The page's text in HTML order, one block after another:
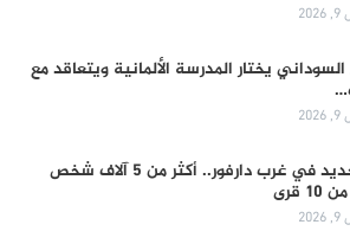
السوداني يختار المدرسة الألمانية ويتعاقد مع
نزوح جديد في غرب دارفور.. أكثر من 5 آلاف شخص
قرى